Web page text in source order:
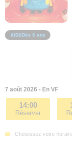
Dès 6 ans
7 août 2026 - En VF
14:00
Réserver
Choisissez votre